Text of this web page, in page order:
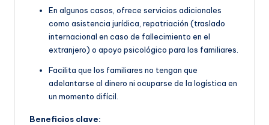
En algunos casos, ofrece servicios adicionales
como asistencia jurídica, repatriación (traslado
internacional en caso de fallecimiento en el
extranjero) o apoyo psicológico para los familiares.
Facilita que los familiares no tengan que
adelantarse al dinero ni ocuparse de la logística en
un momento difícil.
Beneficios clave: